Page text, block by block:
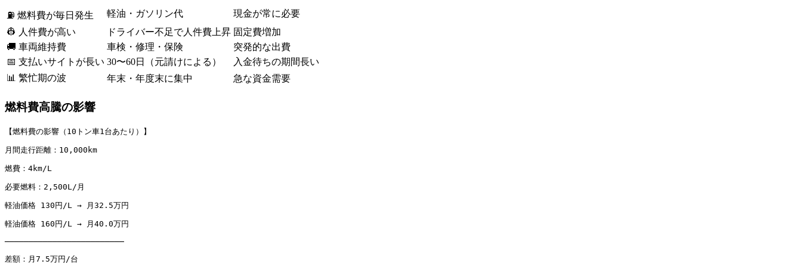
⛽ 燃料費が毎日発生 軽油・ガソリン代
現金が常に必要
👷 人件費が高い
ドライバー不足で人件費上昇 固定費増加
🚚 車両維持費
車検・修理・保険
突発的な出費
📅 支払いサイトが長い 30〜60日（元請けによる）
入金待ちの期間長い
📊 繁忙期の波
年末・年度末に集中 急な資金需要
燃料費高騰の影響
【燃料費の影響（10トン車1台あたり）】
月間走行距離：10,000km
燃費：4km/L
必要燃料：2,500L/月
軽油価格 130円/L → 月32.5万円
軽油価格 160円/L → 月40.0万円
─────────────────────────
差額：月7.5万円/台